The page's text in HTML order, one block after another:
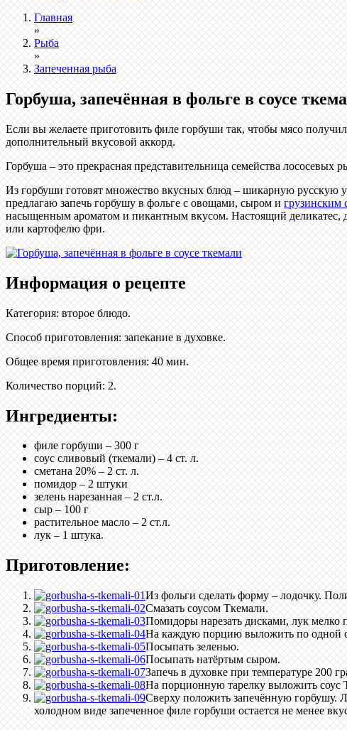
Главная
»
Рыба
»
Запеченная рыба
Горбуша, запечённая в фольге в соусе
Если вы желаете приготовить филе горбуши так, чтобы мясо
дополнительный вкусовой аккорд.
Горбуша – это прекрасная представительница семейства
Из горбуши готовят множество вкусных блюд – шикарную русскую
предлагаю запечь горбушу в фольге с овощами, сыром игрузинским
насыщенным ароматом и пикантным вкусом. Настоящий деликатес,
или картофелю фри.
Информация о рецепте
Категория:второе блюдо.
Способ приготовления: запекание в духовке.
Общее время приготовления: 40 мин.
Количество порций: 2.
Ингредиенты:
филе горбуши – 300 г
соус сливовый (ткемали) – 4 ст. л.
сметана 20% – 2 ст. л.
помидор – 2 штуки
зелень нарезанная – 2 ст.л.
сыр – 100 г
растительное масло – 2 ст.л.
лук – 1 штука.
Приготовление:
Из фольги сделать форму – лодочку.
Смазать соусом Ткемали.
Помидоры нарезать дисками, лук мелко
На каждую порцию выложить по одной
Посыпать зеленью.
Посыпать натёртым сыром.
Запечь в духовке при температуре 200
На порционную тарелку выложить соус
Сверху положить запечённую горбушу.
холодном виде запеченное филе горбуши остается не менее